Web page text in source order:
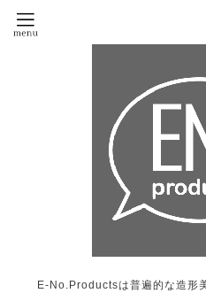
E-No.Productsは普遍的な造形